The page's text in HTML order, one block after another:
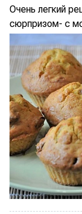
Очень легкий
сюрпризом- с